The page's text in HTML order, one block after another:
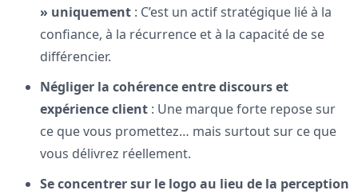
» uniquement : C’est un actif stratégique lié à la
confiance, à la récurrence et à la capacité de se
différencier.
Négliger la cohérence entre discours et
expérience client : Une marque forte repose sur
ce que vous promettez… mais surtout sur ce que
vous délivrez réellement.
Se concentrer sur le logo au lieu de la perception